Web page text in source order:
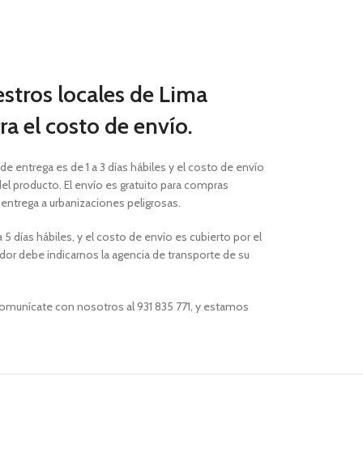
locales de Lima
el costo de envío.
entrega es de 1 a 3 días hábiles y el costo de envío
producto. El envío es gratuito para compras
a urbanizaciones peligrosas.
5 días hábiles, y el costo de envío es cubierto por el
debe indicarnos la agencia de transporte de su
con nosotros al 931 835 771, y estamos